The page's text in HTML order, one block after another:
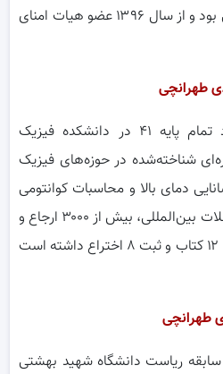
فیزیک دانشگاه شهید بهشتی بود و از سال ۱۳۹۶ عضو هیات امنای
طهرانچی
محمدمهدی طهرانچی استاد تمام پایه ۴۱ در دانشکده فیزیک
شناخته‌شده در حوزه‌های فیزیک
دمای بالا و محاسبات کوانتومی
بود. بیش از ۱۵۰ مقاله در مجلات بین‌المللی، بیش از ۳۰۰۰ ارجاع و
هرت‌اندکس حدود ۲۹، تألیف ۱۲ کتاب و ثبت ۸ اختراع داشته است
طهرانچی
ریاست دانشگاه شهید بهشتی